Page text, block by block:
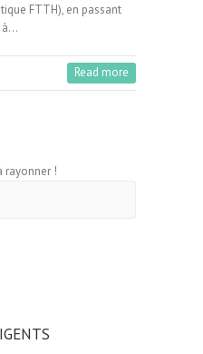
FTTH), en passant
à…
Read more
rayonner !